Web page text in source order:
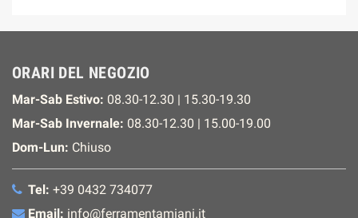
ORARI DEL NEGOZIO
Mar-Sab Estivo: 08.30-12.30 | 15.30-19.30
Mar-Sab Invernale: 08.30-12.30 | 15.00-19.00
Dom-Lun: Chiuso
Tel: +39 0432 734077
Email: info@ferramentamiani.it